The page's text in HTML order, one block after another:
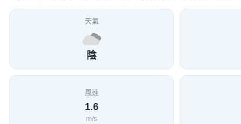
天氣
陰
風速
1.6
m/s